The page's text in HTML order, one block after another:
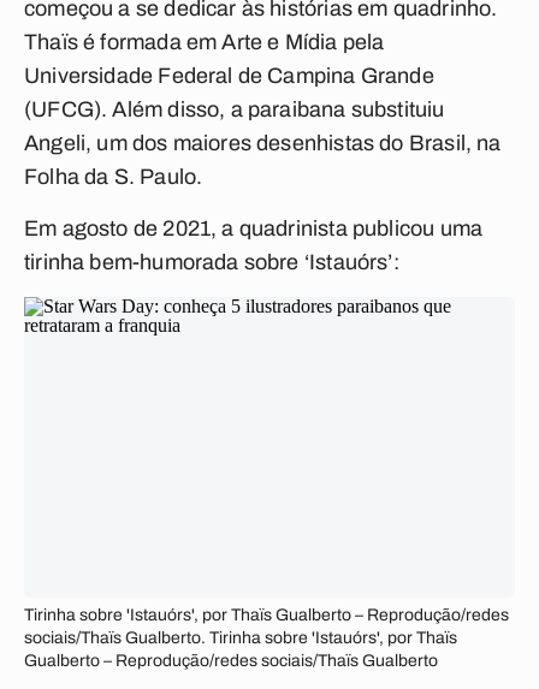
começou a se dedicar às histórias em quadrinho.
Thaïs é formada em Arte e Mídia pela
Universidade Federal de Campina Grande
(UFCG). Além disso, a paraibana substituiu
Angeli, um dos maiores desenhistas do Brasil, na
Folha da S. Paulo.
Em agosto de 2021, a quadrinista publicou uma
tirinha bem-humorada sobre ‘Istauórs’:
Tirinha sobre 'Istauórs', por Thaïs Gualberto – Reprodução/redes
sociais/Thaïs Gualberto. Tirinha sobre 'Istauórs', por Thaïs
Gualberto – Reprodução/redes sociais/Thaïs Gualberto